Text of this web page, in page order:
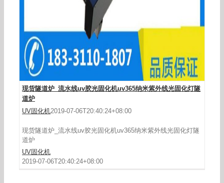
现货隧道炉_流水线uv胶光固化机uv365纳米紫外线光固化灯隧
道炉
UV固化机2019-07-06T20:40:24+08:00
现货隧道炉_流水线uv胶光固化机uv365纳米紫外线光固化灯隧
道炉
UV固化机
2019-07-06T20:40:24+08:00